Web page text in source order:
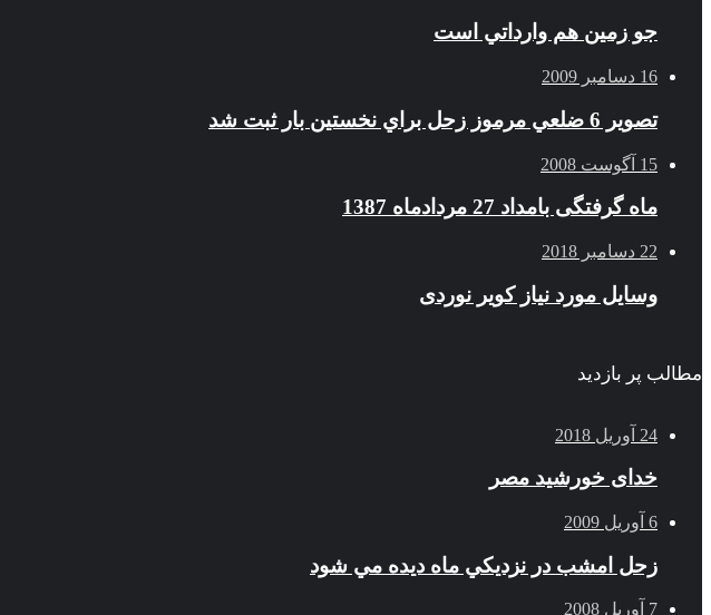
جو زمين هم وارداتي است
16 دسامبر 2009
تصوير 6 ضلعي مرموز زحل براي نخستين بار ثبت شد
15 آگوست 2008
ماه گرفتگی بامداد 27 مردادماه 1387
22 دسامبر 2018
وسایل مورد نیاز کویر نوردی
مطالب پر بازدید
24 آوریل 2018
خدای خورشید مصر
6 آوریل 2009
زحل امشب در نزديكي ماه ديده مي شود
7 آوریل 2008